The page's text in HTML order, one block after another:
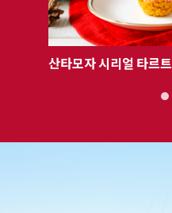
산타모자 시리얼 타르트